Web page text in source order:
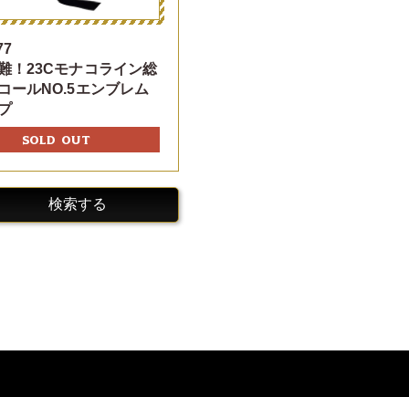
！23Cモナコライン総
ールNO.5エンブレム
SOLD OUT
検索する